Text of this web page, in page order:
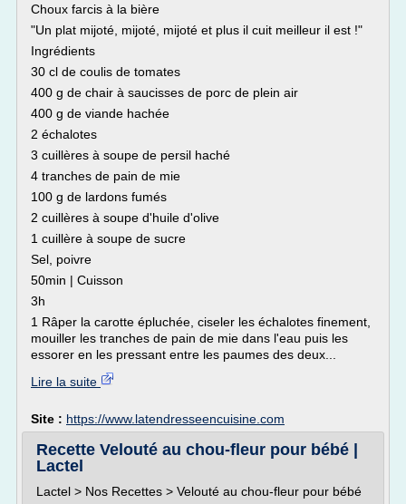
Choux farcis à la bière
"Un plat mijoté, mijoté, mijoté et plus il cuit meilleur il est !"
Ingrédients
30 cl de coulis de tomates
400 g de chair à saucisses de porc de plein air
400 g de viande hachée
2 échalotes
3 cuillères à soupe de persil haché
4 tranches de pain de mie
100 g de lardons fumés
2 cuillères à soupe d'huile d'olive
1 cuillère à soupe de sucre
Sel, poivre
50min | Cuisson
3h
1 Râper la carotte épluchée, ciseler les échalotes finement,
mouiller les tranches de pain de mie dans l'eau puis les
essorer en les pressant entre les paumes des deux...
Lire la suite
Site : https://www.latendresseencuisine.com
Recette Velouté au chou-fleur pour bébé |
Lactel
Lactel > Nos Recettes > Velouté au chou-fleur pour bébé